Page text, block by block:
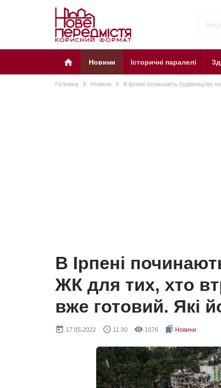
home Новини Історичні паралелі
Головна navigate_next Новини navigate_next В Ірпені починають будівництво
В Ірпені
ЖК для тих, хто
вже готовий. Які
today 17.05.2022 query_builder 11:30 remove_red_eye 1076 bookmarks Новини